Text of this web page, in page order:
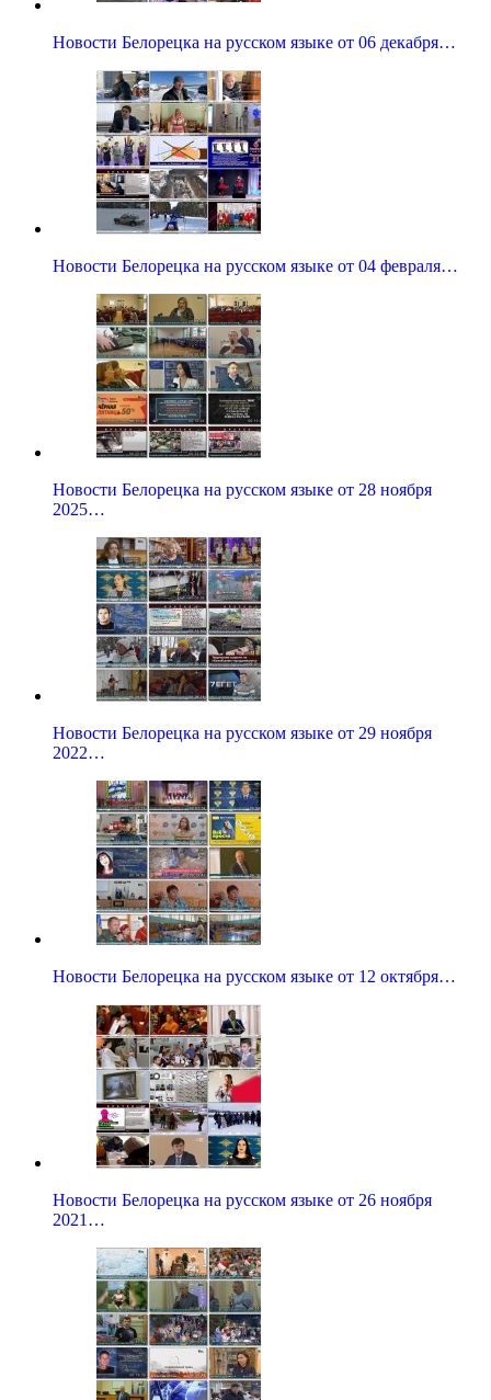
Новости Белорецка на русском языке от 06 декабря…
Новости Белорецка на русском языке от 04 февраля…
Новости Белорецка на русском языке от 28 ноября
2025…
Новости Белорецка на русском языке от 29 ноября
2022…
Новости Белорецка на русском языке от 12 октября…
Новости Белорецка на русском языке от 26 ноября
2021…